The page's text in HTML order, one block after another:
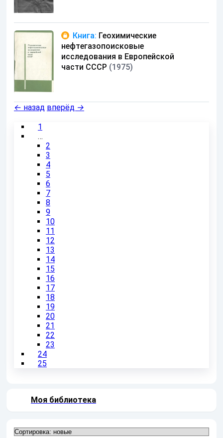
Книга: Геохимические
нефтегазопоисковые
исследования в Европейской
части СССР (1975)
← назад вперёд →
1
…
2
3
4
5
6
7
8
9
10
11
12
13
14
15
16
17
18
19
20
21
22
23
24
25
Моя библиотека